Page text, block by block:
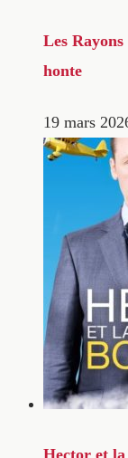
Les
honte
19 mars
Hector et